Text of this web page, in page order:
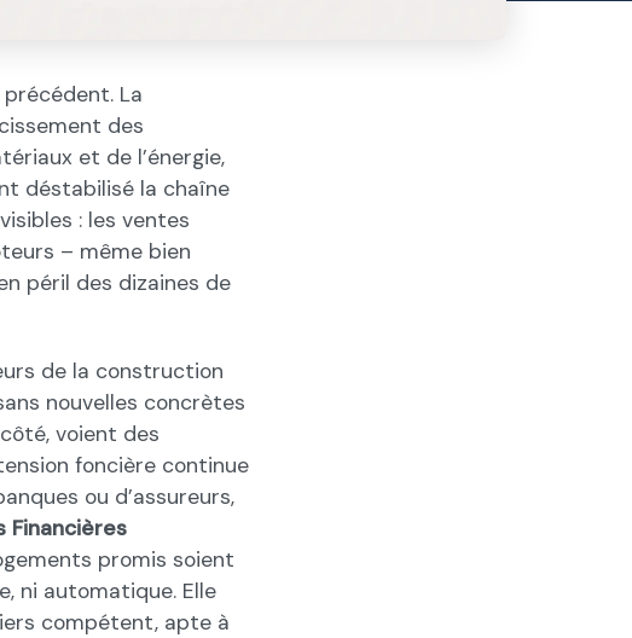
La
des
et de l’énergie,
déstabilisé la chaîne
: les ventes
– même bien
péril des dizaines de
de la construction
nouvelles concrètes
voient des
foncière continue
ou d’assureurs,
Financières
promis soient
ni automatique. Elle
compétent, apte à